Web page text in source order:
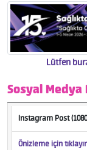
Lütfen
Sosyal Medya
Instagram Post
Önizleme için